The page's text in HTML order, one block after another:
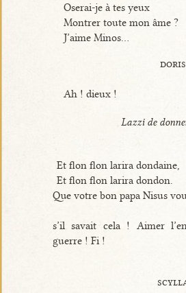
Oserai-je à tes yeux
Montrer toute mon âme ?
J’aime Minos...
doris
Ah ! dieux !
Lazzi de
Et flon flon larira dondaine,
Et flon flon larira dondon.
Que votre bon papa Nisus
s’il savait cela ! Aimer
guerre ! Fi !